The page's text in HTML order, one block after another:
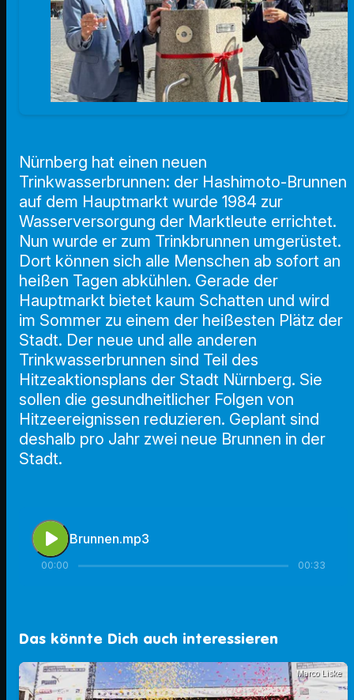
Nürnberg hat einen neuen
Trinkwasserbrunnen: der Hashimoto-Brunnen
auf dem Hauptmarkt wurde 1984 zur
Wasserversorgung der Marktleute errichtet.
Nun wurde er zum Trinkbrunnen umgerüstet.
Dort können sich alle Menschen ab sofort an
heißen Tagen abkühlen. Gerade der
Hauptmarkt bietet kaum Schatten und wird
im Sommer zu einem der heißesten Plätz der
Stadt. Der neue und alle anderen
Trinkwasserbrunnen sind Teil des
Hitzeaktionsplans der Stadt Nürnberg. Sie
sollen die gesundheitlicher Folgen von
Hitzeereignissen reduzieren. Geplant sind
deshalb pro Jahr zwei neue Brunnen in der
Stadt.
play_arrow Brunnen.mp3
00:00 00:33
Das könnte Dich auch interessieren
Marco Liske